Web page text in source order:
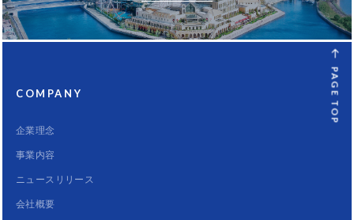
PAGE TOP
COMPANY
企業理念
事業内容
ニュースリリース
会社概要